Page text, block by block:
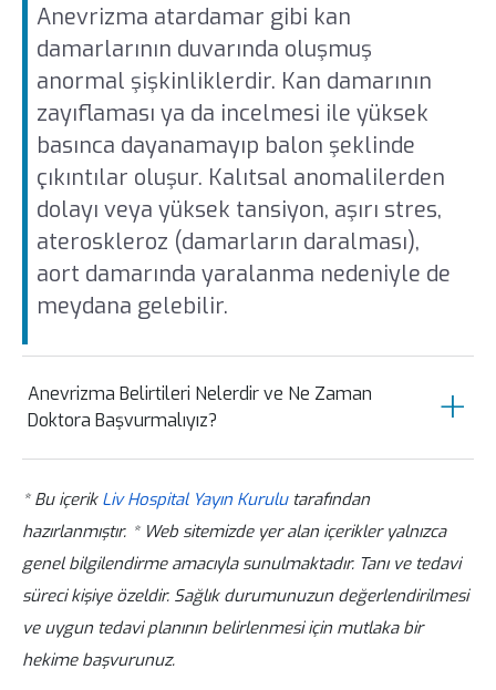
Anevrizma atardamar gibi kan
damarlarının duvarında oluşmuş
anormal şişkinliklerdir. Kan damarının
zayıflaması ya da incelmesi ile yüksek
basınca dayanamayıp balon şeklinde
çıkıntılar oluşur. Kalıtsal anomalilerden
dolayı veya yüksek tansiyon, aşırı stres,
ateroskleroz (damarların daralması),
aort damarında yaralanma nedeniyle de
meydana gelebilir.
Anevrizma Belirtileri Nelerdir ve Ne Zaman
Doktora Başvurmalıyız?
belirtiler başlayabilir. Rüptüre olmuş bir
anevrizmanın belirtileri ile rüptüre
olmamış anevrizmanın belirtilerinden
farklıdır. Yırtılmamış bir anevrizmanız
var ise düzenli olarak doktora muayene
olmalısınız. Stresten uzak durmalı ve
* Bu içerik Liv Hospital Yayın Kurulutarafından
hazırlanmıştır. * Web sitemizde yer alan içerikler yalnızca
genel bilgilendirme amacıyla sunulmaktadır. Tanı ve tedavi
süreci kişiye özeldir. Sağlık durumunuzun değerlendirilmesi
ve uygun tedavi planının belirlenmesi için mutlaka bir
hekime başvurunuz.